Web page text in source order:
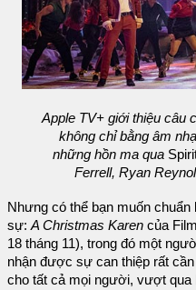
Apple TV+ giới thiệu câu
không chỉ bằng âm
những hồn ma qua
Ferrell, Ryan
Nhưng có thể bạn muốn
sự: A Christmas Karen của
18 tháng 11), trong đó một
nhận được sự can thiệp rất
cho tất cả mọi người, vượt qua